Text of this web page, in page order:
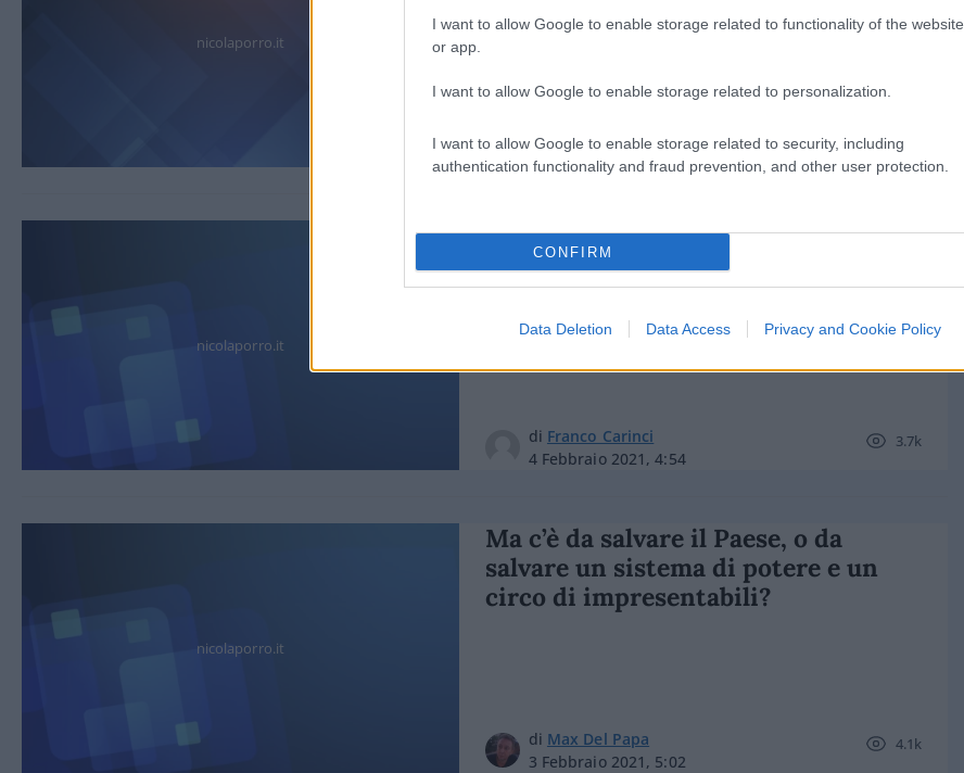
I want to allow Google to enable storage related to functionality of the website
or app.
I want to allow Google to enable storage related to personalization.
I want to allow Google to enable storage related to security, including
authentication functionality and fraud prevention, and other user protection.
CONFIRM
Data Deletion Data Access Privacy and Cookie Policy
nicolaporro.it
di
Franco Carinci
6 Febbraio 2021, 4:56
3.8k
nicolaporro.it
Chi ha vinto e chi ha perso: la mano
vincente di Renzi, gli errori di
Conte e Zingaretti
di Franco Carinci
4 Febbraio 2021, 4:54
3.7k
nicolaporro.it
Ma c’è da salvare il Paese, o da
salvare un sistema di potere e un
circo di impresentabili?
di Max Del Papa
3 Febbraio 2021, 5:02
4.1k